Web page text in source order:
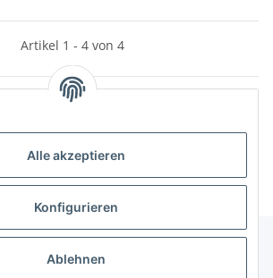
Alle akzeptieren
Konfigurieren
Ablehnen
Artikel 1 - 4 von 4